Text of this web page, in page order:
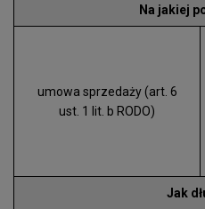
Na jakiej
umowa sprzedaży (art. 6
ust. 1 lit. b RODO)
Jak